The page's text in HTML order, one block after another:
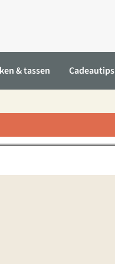
& tassen Cadeautips
lakenzak